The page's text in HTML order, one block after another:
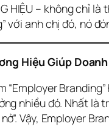
HIỆU – không chỉ là
với anh chị đó, nó
Hiệu Giúp
nhiều đó. Nhất là
Vậy, Employer